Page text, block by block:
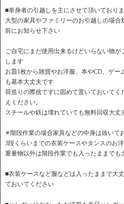
■単身者の引越しを主にさせて頂いており
大型の家具やファミリーのお引越しの場
前にお知らせ下さい
ご自宅にまだ使用出来るけどいらない物
します
お皿1枚から雑貨やお洋服、本やCD、ゲ
も基本大丈夫です
荷造りの際捨てずに固めて置いておいて
えください。
スチールや鉄は壊れていても無料回収大丈
✳︎階段作業の場合家具などの中身は抜いて
3段くらいまでの衣装ケースやタンスのお
重量物以外は階段作業でも入ったままでも
■衣装ケースなど服などは入ったままで大
ておいてください